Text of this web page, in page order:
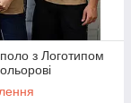
з Логотипом